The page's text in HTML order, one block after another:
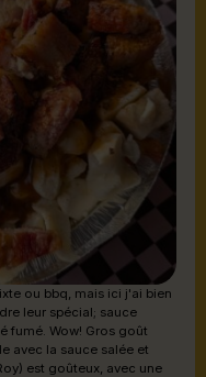
ou bbq, mais ici j'ai bien
leur spécial; sauce
fumé. Wow! Gros goût
avec la sauce salée et
est goûteux, avec une